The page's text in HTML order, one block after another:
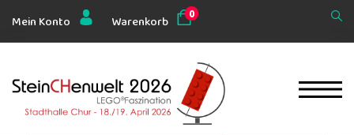
Mein Konto Warenkorb 0